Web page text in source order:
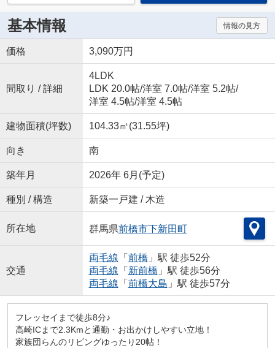
基本情報 情報の見方
価格 3,090万円
間取り / 詳細
4LDK
LDK 20.0帖/洋室 7.0帖/洋室 5.2帖/
洋室 4.5帖/洋室 4.5帖
建物面積(坪数) 104.33㎡(31.55坪)
向き 南
築年月 2026年 6月(予定)
種別 / 構造 新築一戸建 / 木造
所在地 群馬県前橋市下新田町
交通
両毛線 「 前橋 」駅 徒歩52分
両毛線 「 新前橋 」駅 徒歩56分
両毛線 「 前橋大島 」駅 徒歩57分
フレッセイまで徒歩8分♪
高崎ICまで2.3Kmと通勤・お出かけしやすい立地！
家族団らんのリビングゆったり20帖！